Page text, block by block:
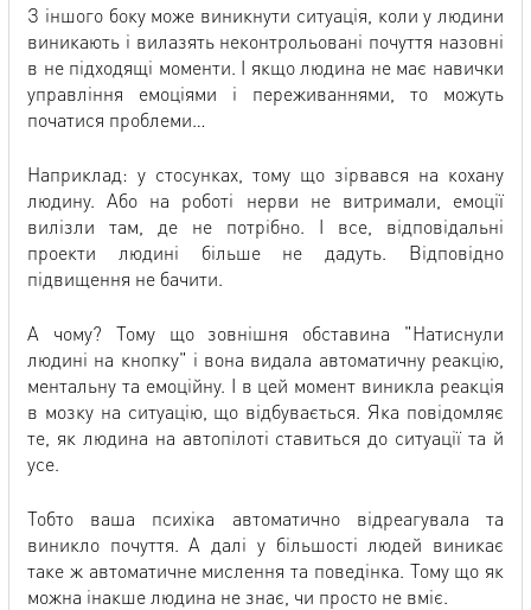
З іншого боку може виникнути ситуація, коли у людини
виникають і вилазять неконтрольовані почуття назовні
в не підходящі моменти. І якщо людина не має навички
управління емоціями і переживаннями, то можуть
початися проблеми…
Наприклад: у стосунках, тому що зірвався на кохану
людину. Або на роботі нерви не витримали, емоції
вилізли там, де не потрібно. І все, відповідальні
проекти людині більше не дадуть. Відповідно
підвищення не бачити.
А чому? Тому що зовнішня обставина "Натиснули
людині на кнопку" і вона видала автоматичну реакцію,
ментальну та емоційну. І в цей момент виникла реакція
в мозку на ситуацію, що відбувається. Яка повідомляє
те, як людина на автопілоті ставиться до ситуації та й
усе.
Тобто ваша психіка автоматично відреагувала та
виникло почуття. А далі у більшості людей виникає
таке ж автоматичне мислення та поведінка. Тому що як
можна інакше людина не знає, чи просто не вміє.